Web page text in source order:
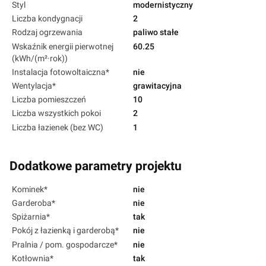
Styl
modernistyczny
Liczba kondygnacji
2
Rodzaj ogrzewania
paliwo stałe
Wskaźnik energii pierwotnej
(kWh/(m²·rok))
60.25
Instalacja fotowoltaiczna*
nie
Wentylacja*
grawitacyjna
Liczba pomieszczeń
10
Liczba wszystkich pokoi
2
Liczba łazienek (bez WC)
1
Dodatkowe parametry projektu
Kominek*
nie
Garderoba*
nie
Spiżarnia*
tak
Pokój z łazienką i garderobą*
nie
Pralnia / pom. gospodarcze*
nie
Kotłownia*
tak